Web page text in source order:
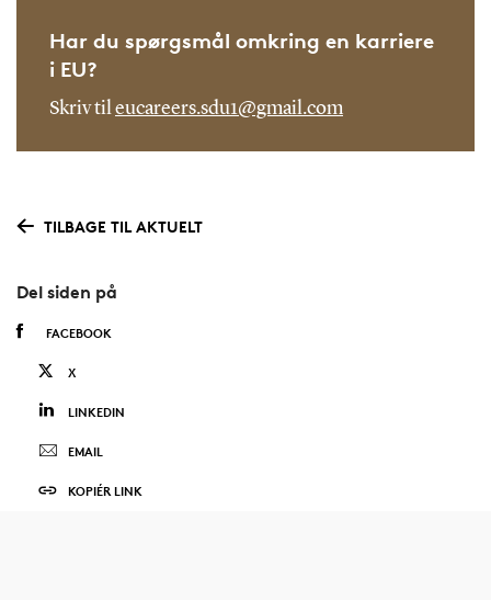
Har du spørgsmål omkring en karriere
i EU?
Skriv tileucareers.sdu1@gmail.com
TILBAGE TIL AKTUELT
Del siden på
FACEBOOK
X
LINKEDIN
EMAIL
KOPIÉR LINK